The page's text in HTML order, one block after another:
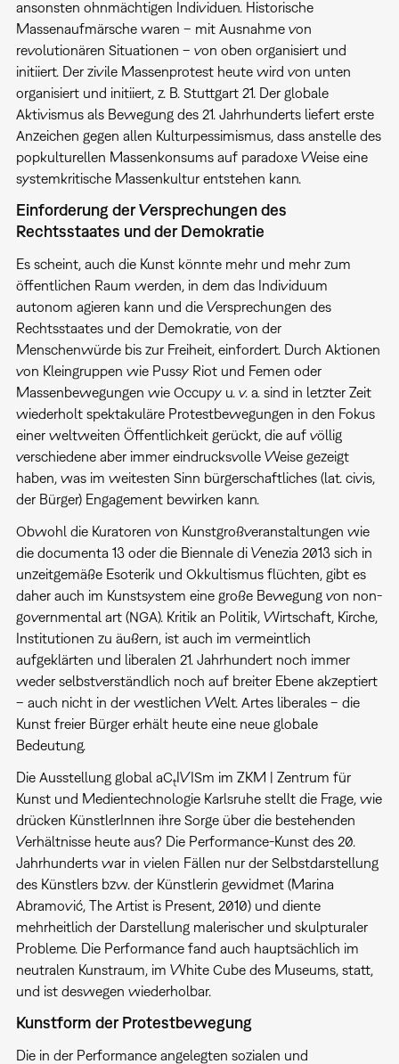
ansonsten ohnmächtigen Individuen. Historische
Massenaufmärsche waren – mit Ausnahme von
revolutionären Situationen – von oben organisiert und
initiiert. Der zivile Massenprotest heute wird von unten
organisiert und initiiert, z. B. Stuttgart 21. Der globale
Aktivismus als Bewegung des 21. Jahrhunderts liefert erste
Anzeichen gegen allen Kulturpessimismus, dass anstelle des
popkulturellen Massenkonsums auf paradoxe Weise eine
systemkritische Massenkultur entstehen kann.
Einforderung der Versprechungen des
Rechtsstaates und der Demokratie
Es scheint, auch die Kunst könnte mehr und mehr zum
öffentlichen Raum werden, in dem das Individuum
autonom agieren kann und die Versprechungen des
Rechtsstaates und der Demokratie, von der
Menschenwürde bis zur Freiheit, einfordert. Durch Aktionen
von Kleingruppen wie Pussy Riot und Femen oder
Massenbewegungen wie Occupy u. v. a. sind in letzter Zeit
wiederholt spektakuläre Protestbewegungen in den Fokus
einer weltweiten Öffentlichkeit gerückt, die auf völlig
verschiedene aber immer eindrucksvolle Weise gezeigt
haben, was im weitesten Sinn bürgerschaftliches (lat. civis,
der Bürger) Engagement bewirken kann.
Obwohl die Kuratoren von Kunstgroßveranstaltungen wie
die documenta 13 oder die Biennale di Venezia 2013 sich in
unzeitgemäße Esoterik und Okkultismus flüchten, gibt es
daher auch im Kunstsystem eine große Bewegung von non-
governmental art (NGA). Kritik an Politik, Wirtschaft, Kirche,
Institutionen zu äußern, ist auch im vermeintlich
aufgeklärten und liberalen 21. Jahrhundert noch immer
weder selbstverständlich noch auf breiter Ebene akzeptiert
– auch nicht in der westlichen Welt. Artes liberales – die
Kunst freier Bürger erhält heute eine neue globale
Bedeutung.
Die Ausstellung global aCtIVISm im ZKM | Zentrum für
Kunst und Medientechnologie Karlsruhe stellt die Frage, wie
drücken KünstlerInnen ihre Sorge über die bestehenden
Verhältnisse heute aus? Die Performance-Kunst des 20.
Jahrhunderts war in vielen Fällen nur der Selbstdarstellung
des Künstlers bzw. der Künstlerin gewidmet (Marina
Abramović, The Artist is Present, 2010) und diente
mehrheitlich der Darstellung malerischer und skulpturaler
Probleme. Die Performance fand auch hauptsächlich im
neutralen Kunstraum, im White Cube des Museums, statt,
und ist deswegen wiederholbar.
Kunstform der Protestbewegung
Die in der Performance angelegten sozialen und